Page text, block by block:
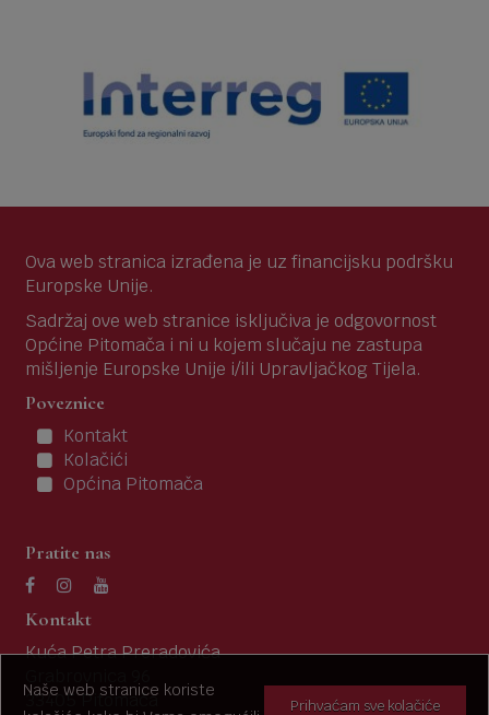
Ova web stranica izrađena je uz financijsku podršku
Europske Unije.
Sadržaj ove web stranice isključiva je odgovornost
Općine Pitomača i ni u kojem slučaju ne zastupa
mišljenje Europske Unije i/ili Upravljačkog Tijela.
Poveznice
Kontakt
Kolačići
Općina Pitomača
Pratite nas
Kontakt
Kuća Petra Preradovića
33405 Pitomača
Naše web stranice koriste